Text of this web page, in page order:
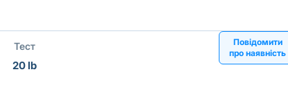
Тест
20 lb
Повідомити
про наявність